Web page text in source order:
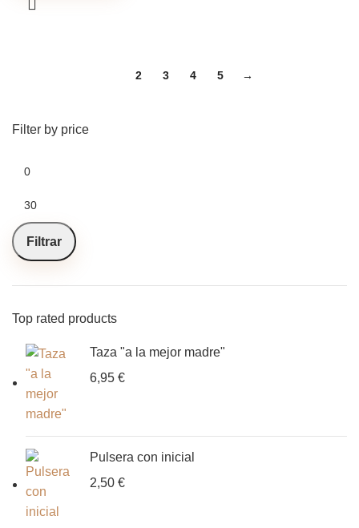
Filter by price
Filtrar
Top rated products
Taza "a la mejor madre"
6,95 €
Pulsera con inicial
2,50 €
2 3 4 5 →